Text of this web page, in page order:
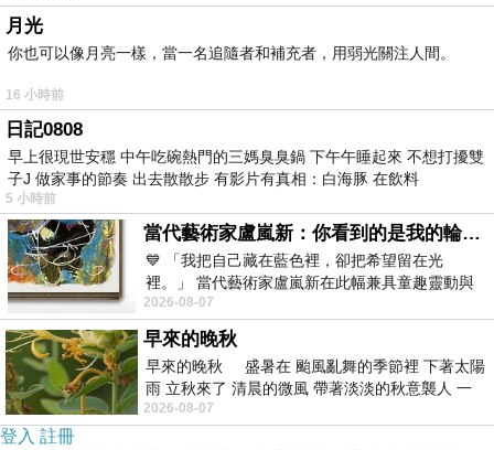
路面電車軌道。
月光
你也可以像月亮一樣，當一名追隨者和補充者，用弱光關注人間。
16 小時前
日記0808
早上很現世安穩 中午吃碗熱門的三媽臭臭鍋 下午午睡起來 不想打擾雙
子J 做家事的節奏 出去散散步 有影片有真相：白海豚 在飲料
5 小時前
當代藝術家盧嵐新：你看到的是我的輪廓，還是你的故事？——藏在藍色裡的希望與光
💙 「我把自己藏在藍色裡，卻把希望留在光
裡。」 當代藝術家盧嵐新在此幅兼具童趣靈動與
抽象韻味的新作中，用湛藍的羽翼般色塊包覆著
2026-08-07
早來的晚秋
早來的晚秋 盛暑在 颱風亂舞的季節裡 下著太陽
雨 立秋來了 清晨的微風 帶著淡淡的秋意襲人 一
下子 又被赤
2026-08-07
登入 註冊